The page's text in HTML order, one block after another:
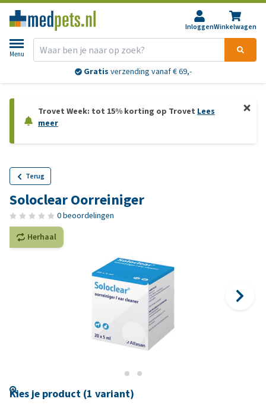
InloggenWinkelwagen
Menu
Gratis verzending vanaf € 69,-
Trovet Week: tot 15% korting op Trovet Lees
meer
Terug
Soloclear Oorreiniger
0 beoordelingen
Herhaal
Kies je product (1 variant)